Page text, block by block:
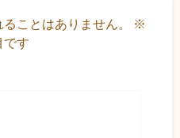
ことはありません。
※
です